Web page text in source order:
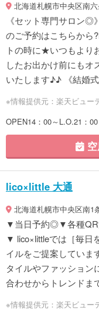
北海道札幌市中央区南
《セット専門サロン◎
のご予約はこちらから
トの時に★いつもより
したお出かけ前にも
いたします♪♪ 《結婚
※情報提供元：楽天ビュー
OPEN14：00～L.O.21：00
lico×little 大通
北海道札幌市中央区南1
▼当日予約◎▼各種QR
▼ lico×littleでは［毎日
イルをご提案していま
タイルやファッション
合わせからトレンドま
※情報提供元：楽天ビュー